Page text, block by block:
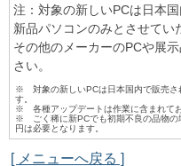
注：対象の新しいPCは日本
新品パソコンのみとさせてい
その他のメーカーのPCや展
さい。
※ 対象の新しいPCは日本国内で販売さ
す。
※ 各種アップデートは作業に含まれてお
※ ごく稀に新PCでも初期不良の品物の
円は必要となります。
[ メニューへ戻る ]